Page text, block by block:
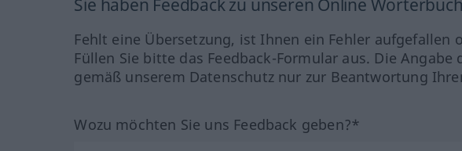
Fehlt eine Übersetzung, ist Ihnen ein Fehler aufgefallen
Füllen Sie bitte das Feedback-Formular aus. Die
gemäß unserem Datenschutz nur zur Beantwortung
Wozu möchten Sie uns Feedback geben?*